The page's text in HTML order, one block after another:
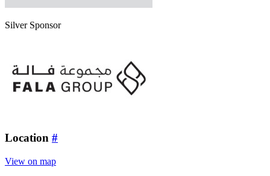
Silver Sponsor
Location #
View on map